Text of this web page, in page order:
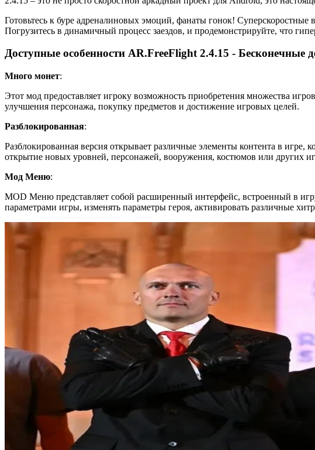
Готовьтесь к буре адреналиновых эмоций, фанаты гонок!
Погрузитесь в динамичный процесс заездов, и продемонстрируйте, что
Доступные особенности AR.FreeFlight 2.4.15 - Бесконечные
Много монет:
Этот мод предоставляет игроку возможность приобретения множества
улучшения персонажа, покупку предметов и достижение игровых целей.
Разблокированная:
Разблокированная версия открывает различные элементы контента в
открытие новых уровней, персонажей, вооружения, костюмов или других
Мод Меню:
MOD Меню представляет собой расширенный интерфейс, встроенный в
параметрами игры, изменять параметры героя, активировать различные